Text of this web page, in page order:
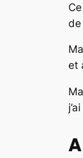
de
et